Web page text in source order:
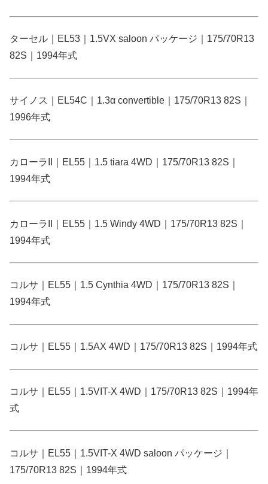
ターセル｜EL53｜1.5VX saloon パッケージ｜175/70R13
82S｜1994年式
サイノス｜EL54C｜1.3α convertible｜175/70R13 82S｜
1996年式
カローラII｜EL55｜1.5 tiara 4WD｜175/70R13 82S｜
1994年式
カローラII｜EL55｜1.5 Windy 4WD｜175/70R13 82S｜
1994年式
コルサ｜EL55｜1.5 Cynthia 4WD｜175/70R13 82S｜
1994年式
コルサ｜EL55｜1.5AX 4WD｜175/70R13 82S｜1994年式
コルサ｜EL55｜1.5VIT-X 4WD｜175/70R13 82S｜1994年
式
コルサ｜EL55｜1.5VIT-X 4WD saloon パッケージ｜
175/70R13 82S｜1994年式